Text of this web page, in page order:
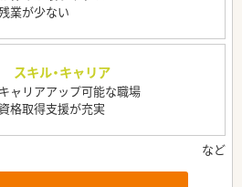
業が少ない
スキル・キャリア
キャリアアップ可能な職場
格取得支援が充実